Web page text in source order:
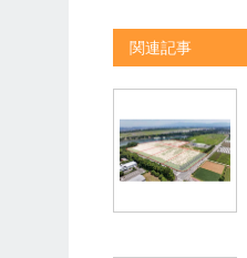
関連記事